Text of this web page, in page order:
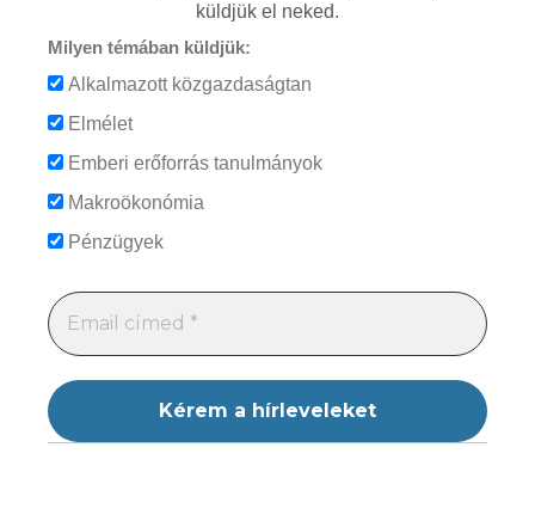
küldjük el neked.
Milyen témában küldjük:
Alkalmazott közgazdaságtan
Elmélet
Emberi erőforrás tanulmányok
Makroökonómia
Pénzügyek